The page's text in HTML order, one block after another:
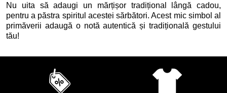
Nu uita să adaugi un mărțișor tradițional lângă cadou,
pentru a păstra spiritul acestei sărbători. Acest mic simbol al
primăverii adaugă o notă autentică și tradițională gestului
tău!